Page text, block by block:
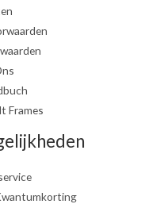
Frames